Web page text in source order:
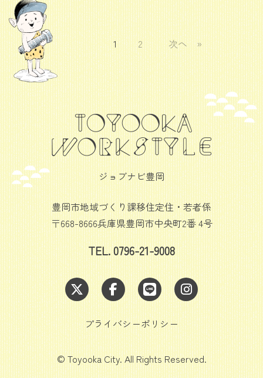
1 2 次へ »
ジョブナビ豊岡
豊岡市地域づくり課移住定住・若者係
〒668-8666兵庫県豊岡市中央町2番 4号
TEL. 0796-21-9008
プライバシーポリシー
© Toyooka City. All Rights Reserved.